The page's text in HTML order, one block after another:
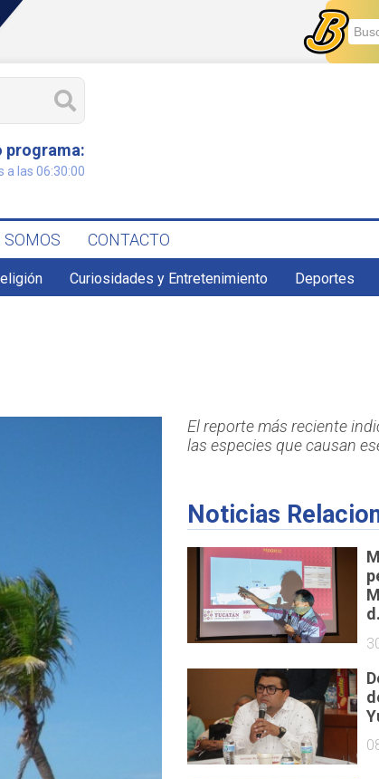
programa:
a las 06:30:00
SOMOS CONTACTO
Curiosidades y Entretenimiento Deportes
El reporte más reciente
las especies que causan
Noticias